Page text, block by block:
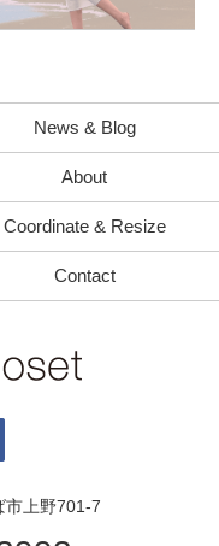
News & Blog
About
Coordinate & Resize
Contact
市 上野701-7